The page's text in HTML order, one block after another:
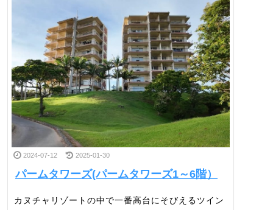
2024-07-12 2025-01-30
パームタワーズ(パームタワーズ1～6階）
カヌチャリゾートの中で一番高台にそびえるツイン